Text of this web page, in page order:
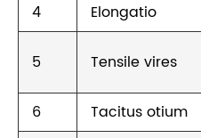
4
Elongatio
5 Tensile vires
6
Tacitus otium